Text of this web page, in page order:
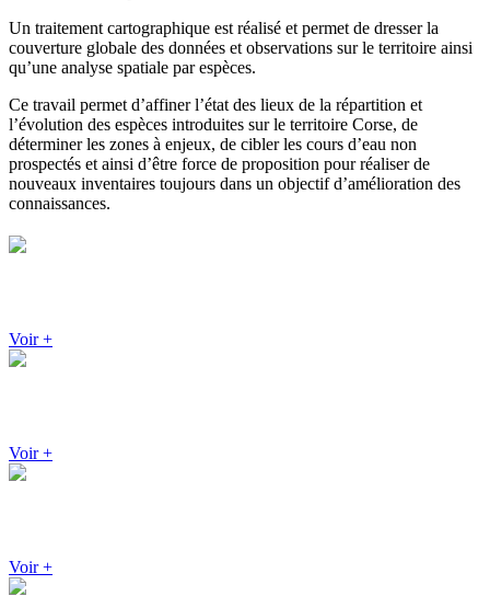
Un traitement cartographique est réalisé et permet de dresser la
couverture globale des données et observations sur le territoire ainsi
qu’une analyse spatiale par espèces.
Ce travail permet d’affiner l’état des lieux de la répartition et
l’évolution des espèces introduites sur le territoire Corse, de
déterminer les zones à enjeux, de cibler les cours d’eau non
prospectés et ainsi d’être force de proposition pour réaliser de
nouveaux inventaires toujours dans un objectif d’amélioration des
connaissances.
Voir +
Voir +
Voir +